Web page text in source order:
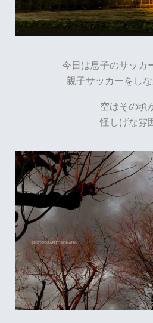
今日は息子のサッカ
親子サッカーをし
空はその頃
怪しげな雰